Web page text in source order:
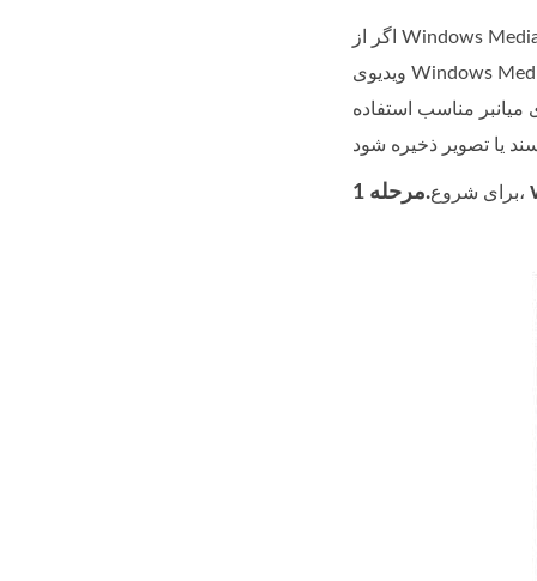
اگر از Windows Media Player استفاده می کنید و نیاز به گرفتن اسکرین شات دارید، نیازی به دانلود هیچ ابزار شخص ثالثی نیست. برای گرفتن عکس از یک
ویدیوی Windows Media Player، می توانید از کلیدهای میانبر برای گرفتن سریع و آسان اسکرین شات از ویدیویی که در حال تماشای آن هستید استفاده کنید.
میانبر مناسب استفاده
مرحله 1. برای شروع،